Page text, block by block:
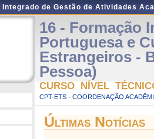
Integrado de Gestão de Atividades
16 - Formação
Portuguesa e
Estrangeiros -
Pessoa)
CURSO NÍVEL
CPT-ETS - COORDENAÇÃO
Últimas Notícias